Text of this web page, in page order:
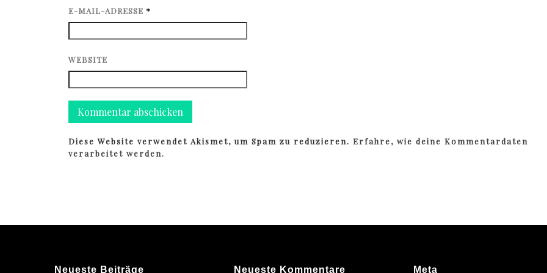
E-MAIL-ADRESSE *
WEBSITE
Diese Website verwendet Akismet, um Spam zu reduzieren.Erfahre, wie deine Kommentardaten
verarbeitet werden.
Neueste Beiträge Neueste Kommentare Meta